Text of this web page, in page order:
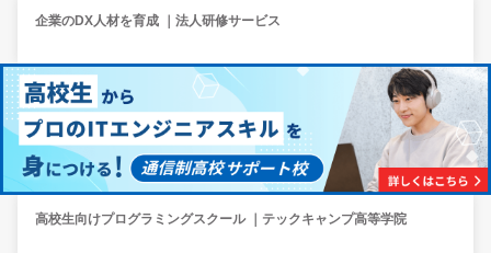
企業のDX人材を育成 ｜法人研修サービス
高校生向けプログラミングスクール ｜テックキャンプ高等学院